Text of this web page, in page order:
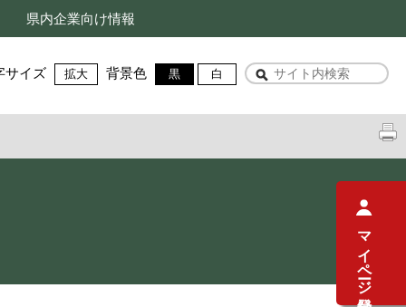
県内企業向け情報
サイズ 拡大 背景色 黒 白
マイページ登録